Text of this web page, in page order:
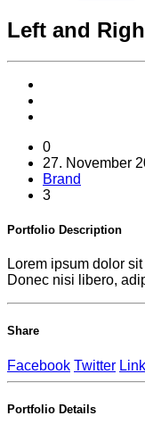
Left and
0
27. November
Brand
3
Portfolio Description
Lorem ipsum dolor
Donec nisi libero,
Share
Facebook Twitter
Portfolio Details